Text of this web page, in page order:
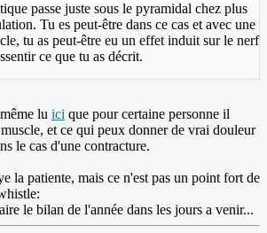
passe juste sous le pyramidal chez plus
Tu es peut-être dans ce cas et avec une
tu as peut-être eu un effet induit sur le nerf
ce que tu as décrit.
lu ici que pour certaine personne il
et ce qui peux donner de vrai douleur
le cas d'une contracture.
la patiente, mais ce n'est pas un point fort de
le bilan de l'année dans les jours a venir...